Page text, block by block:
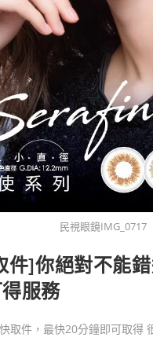
民視眼鏡IMG_0717
件]你絕對不能
服務
取件，最快20分鐘即可取得